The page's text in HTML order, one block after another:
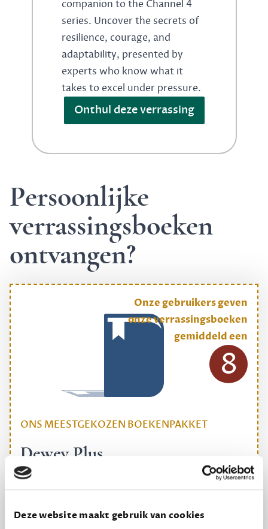
Deze website maakt gebruik van cookies
companion to the Channel 4
series. Uncover the secrets of
resilience, courage, and
adaptability, presented by
experts who know what it
takes to excel under pressure.
Onthul deze verrassing
Persoonlijke
verrassingsboeken
ontvangen?
ONS MEESTGEKOZEN BOEKENPAKKET
Dewey Plus
Een originele manier om je reading challenge te
halen.
12,50 per maand, incl. verzending
Onze gebruikers geven
onze verrassingsboeken
gemiddeld een
8